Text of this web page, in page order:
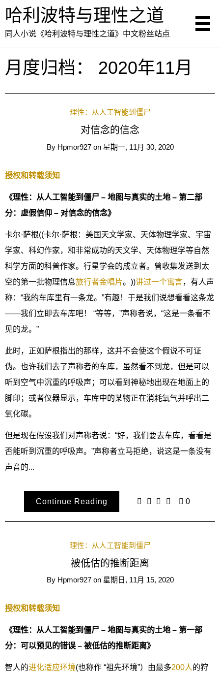
哈利波特与理性之道
同人小说《哈利波特与理性之道》中文粉丝站点
月度归档： 2020年11月
理性：从人工智能到僵尸
对信念的信念
By Hpmor927 on 星期一, 11月 30, 2020
授权和转载须知
《理性：从人工智能到僵尸 – 地图与真实的土地 – 第二部
分：虚假信仰 – 对信念的信念》
卡尔·萨根((卡尔·萨根：美国天文学家、天体物理学家、宇宙
学家、科幻作家，和非常成功的天文学、天体物理学等自然
科学方面的科普作家。行星学会的成立者。曾收集发送到太
空的第一批物理信息旅行者金唱片。))讲过一个寓言，有人声
称：“我的车库里有一条龙。”有趣！于是我们说想看看这条龙
——我们立即去车库吧！ “等等，”声称者说，“这是一条看不
见的龙。”
此时，正如萨根指出的那样，这并不会使这个假说不可证
伪。也许我们去了声称者的车库，虽然看不到龙，但是可以
听到空气中沉重的呼吸声；可以看到神秘地出现在地面上的
脚印；或者仪器显示，车库中的某物正在消耗氧气并呼出二
氧化碳。
但是现在假设我们对声称者说：“好，我们要去车库，看看是
否能听到沉重的呼吸声。”声称者立马拒绝，说这是一条没有
声音的...
Continue Reading 0
理性：从人工智能到僵尸
被低估的推断距离
By Hpmor927 on 星期日, 11月 15, 2020
授权和转载须知
《理性：从人工智能到僵尸 – 地图与真实的土地 – 第一部
分：可以预见的错误 – 被低估的推断距离》
智人的进化适应环境(也称作 “祖先环境”）由最多200人的狩